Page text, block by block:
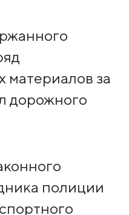
материалов за
дорожного
полиции